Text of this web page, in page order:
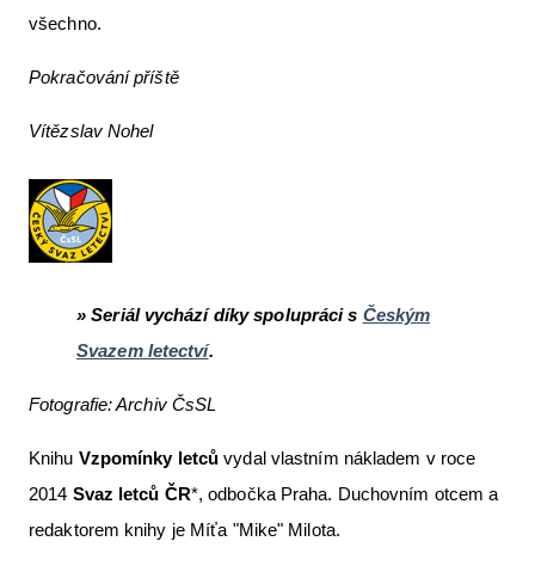
všechno.
Pokračování příště
Vítězslav Nohel
» Seriál vychází díky spolupráci s Českým
Svazem letectví.
Fotografie: Archiv ČsSL
Knihu Vzpomínky letcůvydal vlastním nákladem v roce
2014 Svaz letců ČR*, odbočka Praha. Duchovním otcem a
redaktorem knihy je Míťa "Mike" Milota.